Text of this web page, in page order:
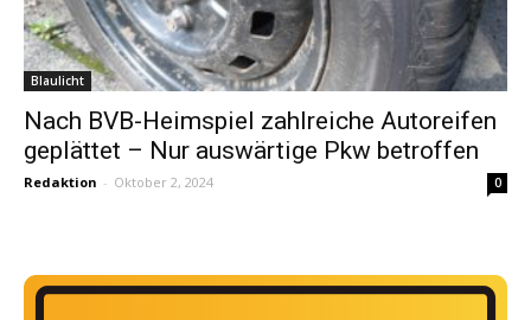
Blaulicht
Nach BVB-Heimspiel zahlreiche Autoreifen
geplättet – Nur auswärtige Pkw betroffen
Redaktion - Oktober 2, 2024 0